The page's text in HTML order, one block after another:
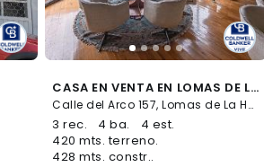
CASA EN VENTA EN LOMAS DE LA HERRADURA
Calle del Arco 157, Lomas de La Herradura, Huixquilucan
3 rec. 4 ba.
4 est.
420 mts. terreno.
428 mts. constr..